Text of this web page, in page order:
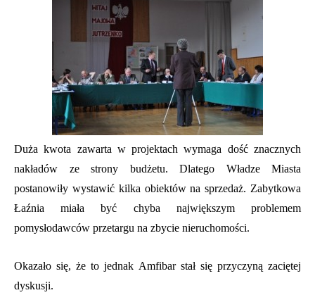
Duża kwota zawarta w projektach wymaga dość znacznych
nakładów ze strony budżetu. Dlatego Władze Miasta
postanowiły wystawić kilka obiektów na sprzedaż. Zabytkowa
Łaźnia miała być chyba największym problemem
pomysłodawców przetargu na zbycie nieruchomości.
Okazało się, że to jednak Amfibar stał się przyczyną zaciętej
dyskusji.